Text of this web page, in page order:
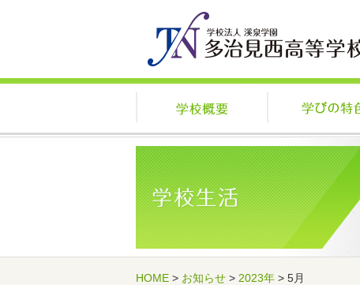
学校概要
HOME > お知らせ > 2023年 > 5月